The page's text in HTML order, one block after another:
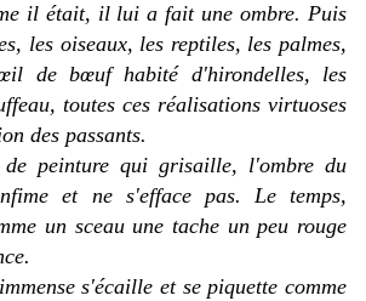
il était, il lui a fait une ombre. Puis
les oiseaux, les reptiles, les palmes,
de bœuf habité d'hirondelles, les
toutes ces réalisations virtuoses
des passants.
peinture qui grisaille, l'ombre du
et ne s'efface pas. Le temps,
un sceau une tache un peu rouge
s'écaille et se piquette comme